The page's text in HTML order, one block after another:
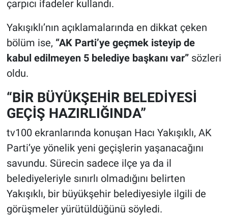
çarpıcı ifadeler kullandı.
Yakışıklı’nın açıklamalarında en dikkat çeken
bölüm ise, “AK Parti’ye geçmek isteyip de
kabul edilmeyen 5 belediye başkanı var”sözleri
oldu.
“BİR BÜYÜKŞEHİR BELEDİYESİ
GEÇİŞ HAZIRLIĞINDA”
tv100 ekranlarında konuşan Hacı Yakışıklı, AK
Parti’ye yönelik yeni geçişlerin yaşanacağını
savundu. Sürecin sadece ilçe ya da il
belediyeleriyle sınırlı olmadığını belirten
Yakışıklı, bir büyükşehir belediyesiyle ilgili de
görüşmeler yürütüldüğünü söyledi.